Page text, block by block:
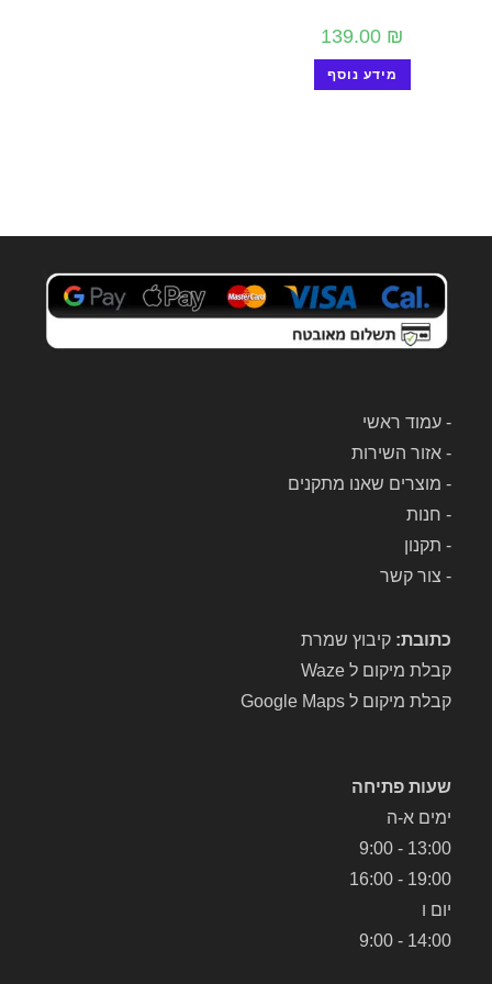
139.00 ₪
מידע נוסף
-עמוד ראשי
-אזור השירות
- מוצרים שאנו מתקנים
- חנות
- תקנון
- צור קשר
כתובת: קיבוץ שמרת
קבלת מיקום ל Waze
קבלת מיקום ל Google Maps
שעות פתיחה
ימים א-ה
13:00 - 9:00
19:00 - 16:00
יום ו
14:00 - 9:00